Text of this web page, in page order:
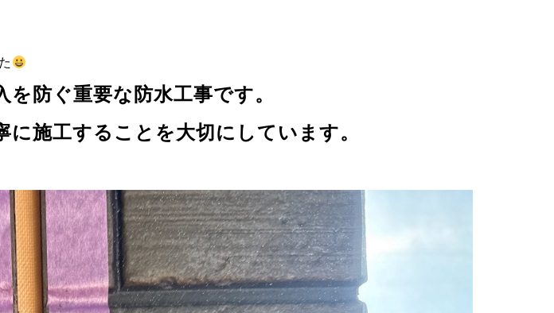
を防ぐ重要な防水工事です。
に施工することを大切にしています。